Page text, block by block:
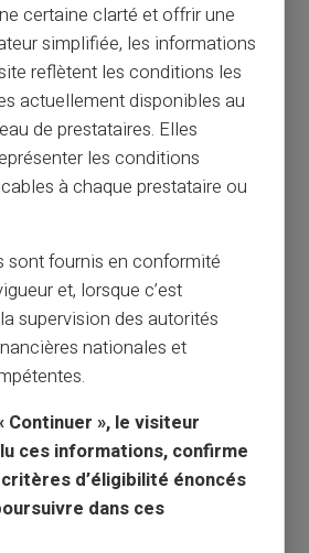
Carte prépayée
gratuite sans compte, ça
parce que votre banque vous
carte que vo...
certaine clarté et offrir une
simplifiée, les informations
reflètent les conditions les
actuellement disponibles au
de prestataires. Elles
les conditions
à chaque prestataire ou
sont fournis en conformité
et, lorsque c’est
supervision des autorités
nationales et
Continuer », le visiteur
ces informations, confirme
d’éligibilité énoncés
dans ces